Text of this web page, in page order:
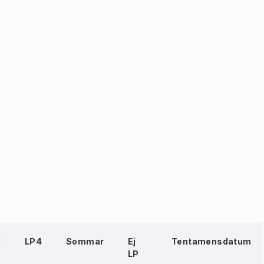
LP4 Sommar
Ej
LP
Tentamensdatum